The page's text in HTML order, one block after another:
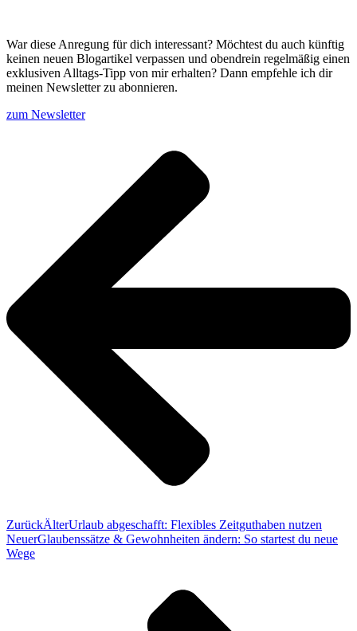
War diese Anregung für dich interessant? Möchtest du auch künftig
keinen neuen Blogartikel verpassen und obendrein regelmäßig einen
exklusiven Alltags-Tipp von mir erhalten? Dann empfehle ich dir
meinen Newsletter zu abonnieren.
zum Newsletter
ZurückÄlterUrlaub abgeschafft: Flexibles Zeitguthaben nutzen
NeuerGlaubenssätze & Gewohnheiten ändern: So startest du neue
Wege